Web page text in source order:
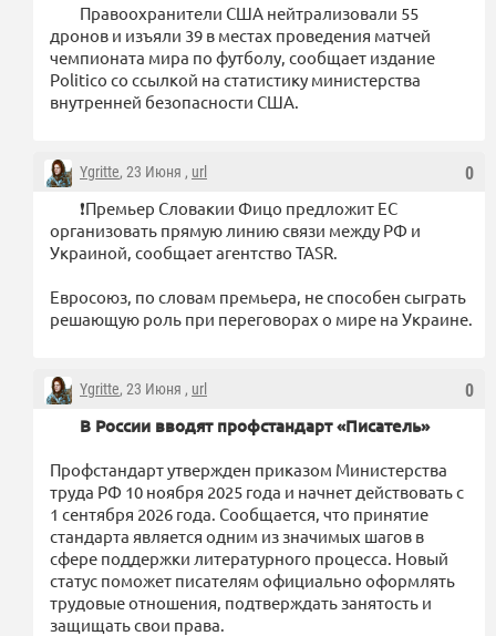
Правоохранители США нейтрализовали 55
дронов и изъяли 39 в местах проведения матчей
чемпионата мира по футболу, сообщает издание
Politico со ссылкой на статистику министерства
внутренней безопасности США.
0
Ygritte, 23 Июня , url
❗️Премьер Словакии Фицо предложит ЕС
организовать прямую линию связи между РФ и
Украиной, сообщает агентство TASR.
Евросоюз, по словам премьера, не способен сыграть
решающую роль при переговорах о мире на Украине.
0
Ygritte, 23 Июня , url
В России вводят профстандарт «Писатель»
Профстандарт утвержден приказом Министерства
труда РФ 10 ноября 2025 года и начнет действовать с
1 сентября 2026 года. Сообщается, что принятие
стандарта является одним из значимых шагов в
сфере поддержки литературного процесса. Новый
статус поможет писателям официально оформлять
трудовые отношения, подтверждать занятость и
защищать свои права.